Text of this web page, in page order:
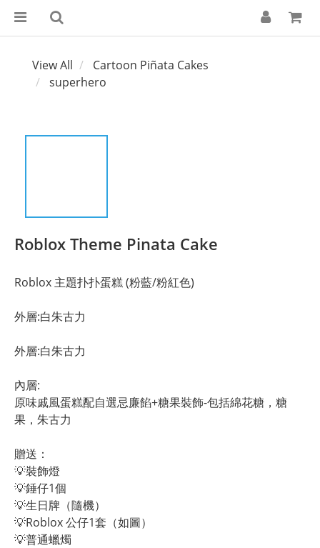
View All
Cartoon Piñata Cakes
superhero
Roblox Theme Pinata Cake
Roblox 主題扑扑蛋糕 (粉藍/粉紅色)
外層:白朱古力
外層:白朱古力
內層:
原味戚風蛋糕配自選忌廉餡+糖果裝飾-包括綿花糖，糖
果，朱古力
贈送：
💡裝飾燈
💡錘仔1個
💡生日牌（隨機）
💡Roblox 公仔1套（如圖）
💡普通蠟燭